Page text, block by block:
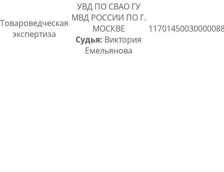
Товароведческая
экспертиза
УВД ПО СВАО ГУ
МВД РОССИИ ПО Г.
МОСКВЕ
Судья: Виктория
Емельянова